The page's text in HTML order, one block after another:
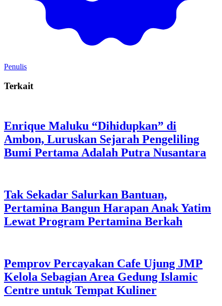
Penulis
Terkait
Enrique Maluku “Dihidupkan” di
Ambon, Luruskan Sejarah Pengeliling
Bumi Pertama Adalah Putra Nusantara
Tak Sekadar Salurkan Bantuan,
Pertamina Bangun Harapan Anak Yatim
Lewat Program Pertamina Berkah
Pemprov Percayakan Cafe Ujung JMP
Kelola Sebagian Area Gedung Islamic
Centre untuk Tempat Kuliner